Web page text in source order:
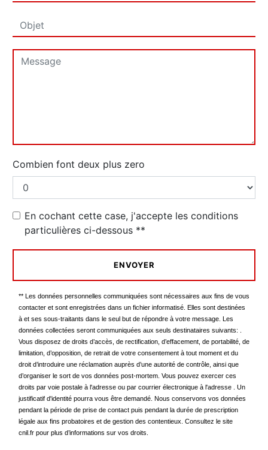
Combien font deux plus zero
En cochant cette case, j'accepte les conditions
particulières ci-dessous **
ENVOYER
** Les données personnelles communiquées sont nécessaires aux fins de vous
contacter et sont enregistrées dans un fichier informatisé. Elles sont destinées
à et ses sous-traitants dans le seul but de répondre à votre message. Les
données collectées seront communiquées aux seuls destinataires suivants: .
Vous disposez de droits d’accès, de rectification, d’effacement, de portabilité, de
limitation, d’opposition, de retrait de votre consentement à tout moment et du
droit d’introduire une réclamation auprès d’une autorité de contrôle, ainsi que
d’organiser le sort de vos données post-mortem. Vous pouvez exercer ces
droits par voie postale à l'adresse ou par courrier électronique à l'adresse . Un
justificatif d'identité pourra vous être demandé. Nous conservons vos données
pendant la période de prise de contact puis pendant la durée de prescription
légale aux fins probatoires et de gestion des contentieux. Consultez le site
cnil.fr pour plus d’informations sur vos droits.